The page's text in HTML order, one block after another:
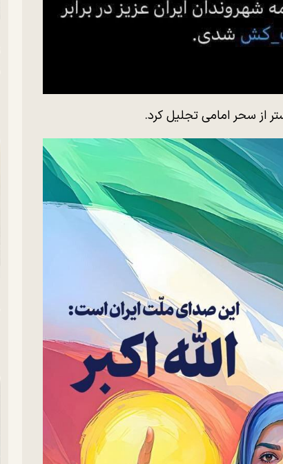
از سحر امامی تجلیل کرد.